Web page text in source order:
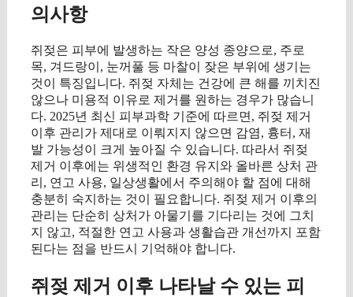
의사항
쥐젖은 피부에 발생하는 작은 양성 종양으로, 주로
목, 겨드랑이, 눈꺼풀 등 마찰이 잦은 부위에 생기는
것이 특징입니다. 쥐젖 자체는 건강에 큰 해를 끼치진
않으나 미용적 이유로 제거를 원하는 경우가 많습니
다. 2025년 최신 피부과학 기준에 따르면, 쥐젖 제거
이후 관리가 제대로 이뤄지지 않으면 감염, 흉터, 재
발 가능성이 크게 높아질 수 있습니다. 따라서 쥐젖
제거 이후에는 위생적인 환경 유지와 올바른 상처 관
리, 연고 사용, 일상생활에서 주의해야 할 점에 대해
충분히 숙지하는 것이 필요합니다. 쥐젖 제거 이후의
관리는 단순히 상처가 아물기를 기다리는 것에 그치
지 않고, 적절한 연고 사용과 생활습관 개선까지 포함
된다는 점을 반드시 기억해야 합니다.
쥐젖 제거 이후 나타날 수 있는 피